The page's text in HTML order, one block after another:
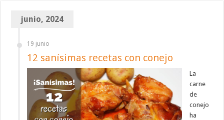
junio, 2024
19 junio
12 sanísimas recetas con conejo
La
carne
de
conejo
ha